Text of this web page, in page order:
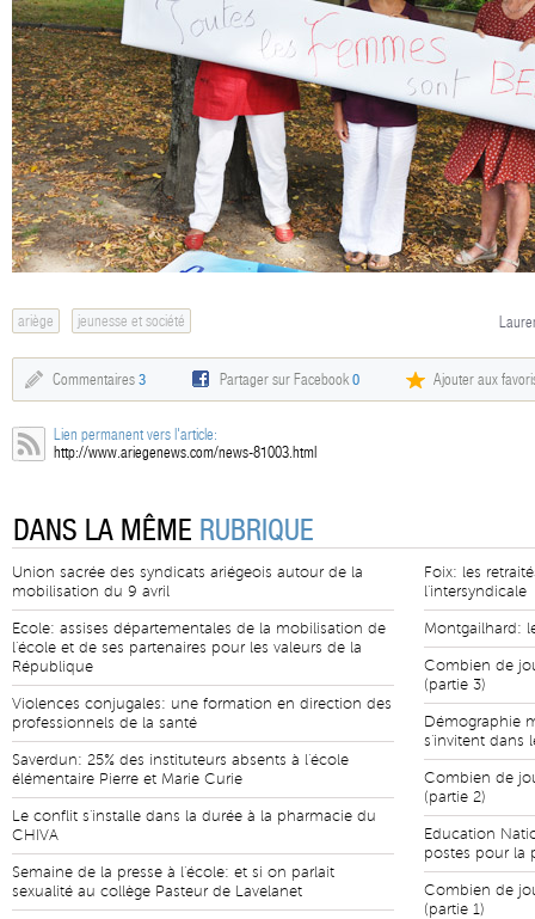
ariège jeunesse et société
Commentaires 3 Partager sur Facebook0 Ajouter aux
Lien permanent vers l'article:
http://www.ariegenews.com/news-81003.html
DANS LA MÊME RUBRIQUE
Union sacrée des syndicats ariégeois autour de la
mobilisation du 9 avril
Ecole: assises départementales de la mobilisation de
l'école et de ses partenaires pour les valeurs de la
République
Violences conjugales: une formation en direction des
professionnels de la santé
Saverdun: 25% des instituteurs absents à l'école
élémentaire Pierre et Marie Curie
Le conflit s'installe dans la durée à la pharmacie du
CHIVA
Semaine de la presse à l'école: et si on parlait
sexualité au collège Pasteur de Lavelanet
Foix: les
l'intersyndicale
Montgailhard:
Combien de
(partie 3)
Démographie
s'invitent dans
Combien de
(partie 2)
Education
postes pour la
Combien de
(partie 1)